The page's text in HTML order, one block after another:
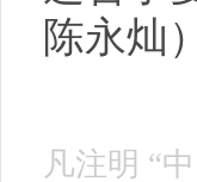
陈永灿）
凡注明 “